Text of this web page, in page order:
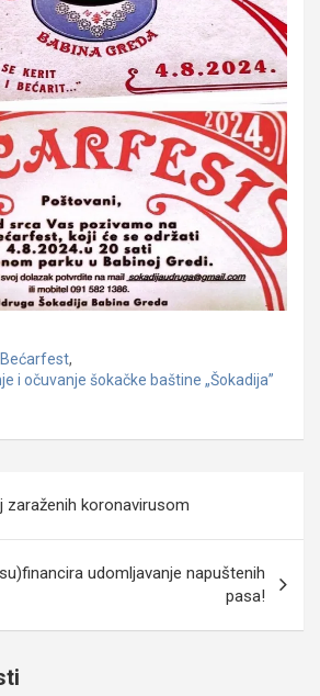
Bećarfest,
i očuvanje šokačke baštine „Šokadija”
zaraženih koronavirusom
udomljavanje napuštenih
pasa!